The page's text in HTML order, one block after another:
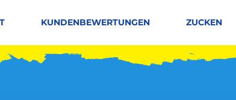
KUNDENBEWERTUNGEN ZUCKEN